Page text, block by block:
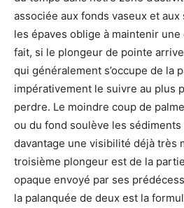
associée aux fonds vaseux et
les épaves oblige à maintenir
fait, si le plongeur de pointe
qui généralement s’occupe de la
impérativement le suivre au plus
perdre. Le moindre coup de
ou du fond soulève les
davantage une visibilité déjà très
troisième plongeur est de la
opaque envoyé par ses
la palanquée de deux est la